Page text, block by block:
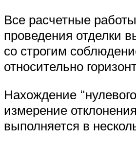
Все расчетные
проведения отделки
со строгим
относительно
Нахождение
измерение отклонения
выполняется в